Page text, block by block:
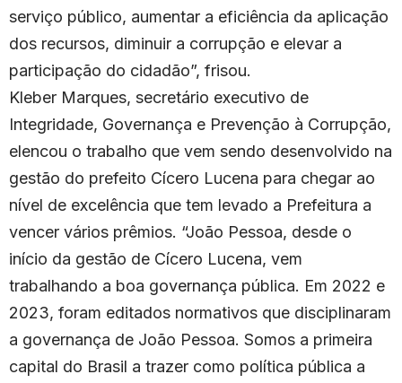
serviço público, aumentar a eficiência da aplicação
dos recursos, diminuir a corrupção e elevar a
participação do cidadão”, frisou.
Kleber Marques, secretário executivo de
Integridade, Governança e Prevenção à Corrupção,
elencou o trabalho que vem sendo desenvolvido na
gestão do prefeito Cícero Lucena para chegar ao
nível de excelência que tem levado a Prefeitura a
vencer vários prêmios. “João Pessoa, desde o
início da gestão de Cícero Lucena, vem
trabalhando a boa governança pública. Em 2022 e
2023, foram editados normativos que disciplinaram
a governança de João Pessoa. Somos a primeira
capital do Brasil a trazer como política pública a